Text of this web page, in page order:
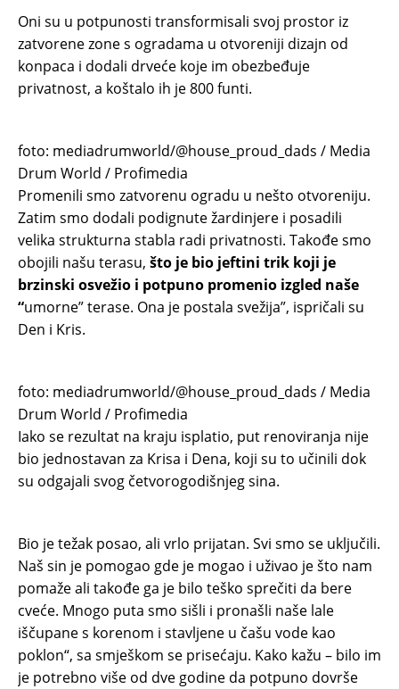
Oni su u potpunosti transformisali svoj prostor iz
zatvorene zone s ogradama u otvoreniji dizajn od
konpaca i dodali drveće koje im obezbeđuje
privatnost, a koštalo ih je 800 funti.
foto: mediadrumworld/@house_proud_dads / Media
Drum World / Profimedia
Promenili smo zatvorenu ogradu u nešto otvoreniju.
Zatim smo dodali podignute žardinjere i posadili
velika strukturna stabla radi privatnosti. Takođe smo
obojili našu terasu, što je bio jeftini trik koji je
brzinski osvežio i potpuno promenio izgled naše
“umorne” terase. Ona je postala svežija”, ispričali su
Den i Kris.
foto: mediadrumworld/@house_proud_dads / Media
Drum World / Profimedia
Iako se rezultat na kraju isplatio, put renoviranja nije
bio jednostavan za Krisa i Dena, koji su to učinili dok
su odgajali svog četvorogodišnjeg sina.
Bio je težak posao, ali vrlo prijatan. Svi smo se uključili.
Naš sin je pomogao gde je mogao i uživao je što nam
pomaže ali takođe ga je bilo teško sprečiti da bere
cveće. Mnogo puta smo sišli i pronašli naše lale
iščupane s korenom i stavljene u čašu vode kao
poklon“, sa smješkom se prisećaju. Kako kažu – bilo im
je potrebno više od dve godine da potpuno dovrše